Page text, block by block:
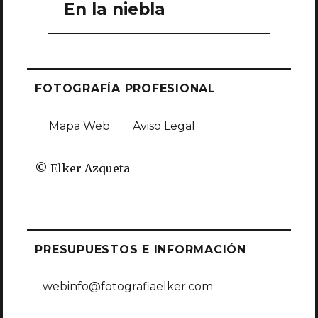
entradas
En la niebla
FOTOGRAFÍA PROFESIONAL
Mapa Web Aviso Legal
© Elker Azqueta
PRESUPUESTOS E INFORMACIÓN
webinfo@fotografiaelker.com